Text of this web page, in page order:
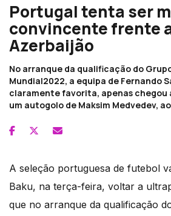
Portugal tenta ser
convincente frente
Azerbaijão
No arranque da qualificação do
Mundial2022, a equipa de Fernando
claramente favorita, apenas chegou
um autogolo de Maksim Medvedev,
A seleção portuguesa de futebol
Baku, na terça-feira, voltar a
que no arranque da qualificação